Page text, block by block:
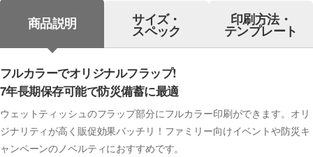
商品説明 サイズ・
スペック
印刷方法・
テンプレート
フルカラーでオリジナルフラップ!
7年長期保存可能で防災備蓄に最適
ウェットティッシュのフラップ部分にフルカラー印刷ができます。オリ
ジナリティが高く販促効果バッチリ！ファミリー向けイベントや防災キ
ャンペーンのノベルティにおすすめです。